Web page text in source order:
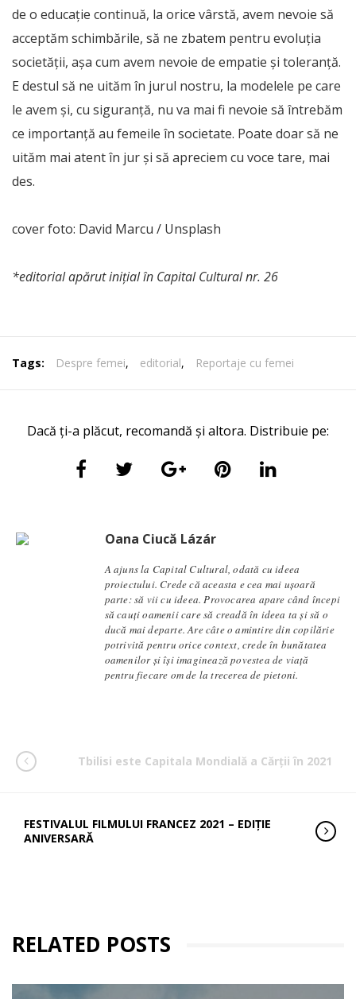
de o educație continuă, la orice vârstă, avem nevoie să
acceptăm schimbările, să ne zbatem pentru evoluția
societății, așa cum avem nevoie de empatie și toleranță.
E destul să ne uităm în jurul nostru, la modelele pe care
le avem și, cu siguranță, nu va mai fi nevoie să întrebăm
ce importanță au femeile în societate. Poate doar să ne
uităm mai atent în jur și să apreciem cu voce tare, mai
des.
cover foto: David Marcu / Unsplash
*editorial apărut inițial în Capital Cultural nr. 26
Tags: Despre femei, editorial, Reportaje cu femei
Dacă ți-a plăcut, recomandă și altora. Distribuie pe:
Oana Ciucă Lázár
A ajuns la Capital Cultural, odată cu ideea
proiectului. Crede că aceasta e cea mai ușoară
parte: să vii cu ideea. Provocarea apare când începi
să cauți oamenii care să creadă în ideea ta și să o
ducă mai departe. Are câte o amintire din copilărie
potrivită pentru orice context, crede în bunătatea
oamenilor și își imaginează povestea de viață
pentru fiecare om de la trecerea de pietoni.
Tbilisi este Capitala Mondială a Cărții în 2021
FESTIVALUL FILMULUI FRANCEZ 2021 – EDIŢIE
ANIVERSARĂ
RELATED POSTS